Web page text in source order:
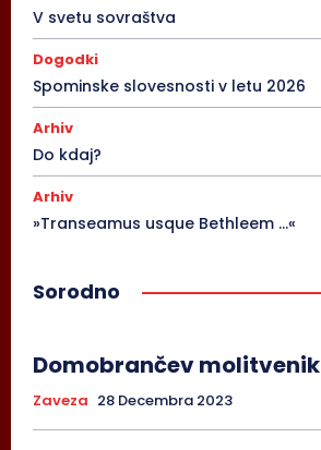
V svetu sovraštva
Dogodki
Spominske slovesnosti v letu 2026
Arhiv
Do kdaj?
Arhiv
»Transeamus usque Bethleem …«
Sorodno
Domobrančev molitvenik
Zaveza 28 Decembra 2023